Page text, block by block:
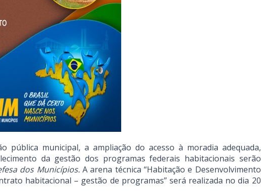
pública municipal, a ampliação do acesso à moradia adequada,
da gestão dos programas federais habitacionais serão
dos Municípios.A arena técnica “Habitação e Desenvolvimento
habitacional – gestão de programas” será realizada no dia 20